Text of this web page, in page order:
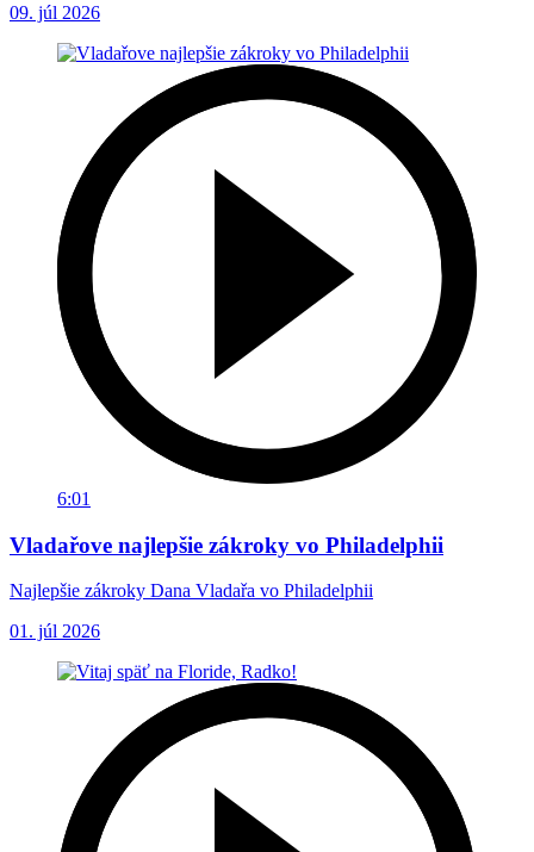
09. júl 2026
6:01
Vladařove najlepšie zákroky vo Philadelphii
Najlepšie zákroky Dana Vladařa vo Philadelphii
01. júl 2026